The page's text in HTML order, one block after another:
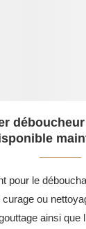
pour le
ou
ainsi que